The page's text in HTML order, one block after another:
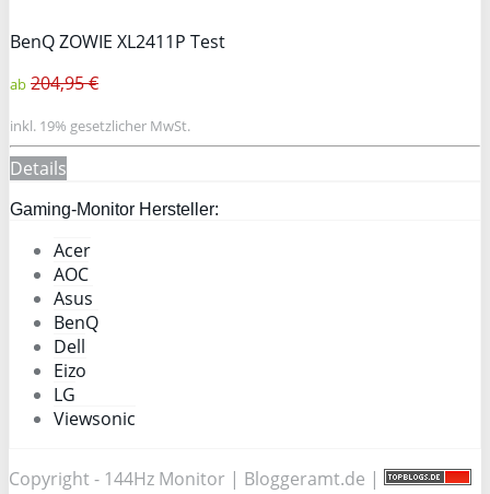
BenQ ZOWIE XL2411P Test
ab 204,95 €
inkl. 19% gesetzlicher MwSt.
Details
Gaming-Monitor Hersteller:
Acer
AOC
Asus
BenQ
Dell
Eizo
LG
Viewsonic
Copyright - 144Hz Monitor | Bloggeramt.de |